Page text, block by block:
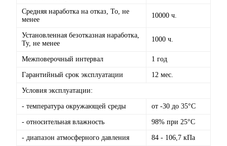
Средняя наработка на отказ, То, не
менее
10000 ч.
Установленная безотказная наработка,
Ту, не менее
1000 ч.
Межповерочный интервал 1 год
Гарантийный срок эксплуатации 12 мес.
Условия эксплуатации:
- температура окружающей среды от -30 до 35°С
- относительная влажность 98% при 25°С
- диапазон атмосферного давления 84 - 106,7 кПа